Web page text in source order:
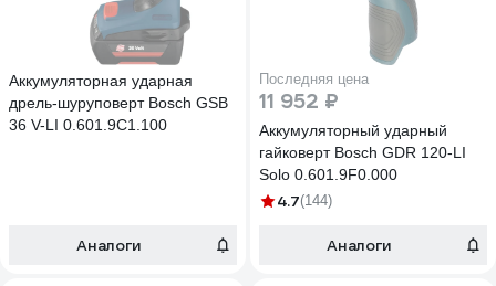
Аккумуляторная ударная
дрель-шуруповерт Bosch GSB
36 V-LI 0.601.9C1.100
Аналоги
Последняя цена
11 952 ₽
Аккумуляторный ударный
гайковерт Bosch GDR 120-LI
Solo 0.601.9F0.000
4.7(144)
Аналоги